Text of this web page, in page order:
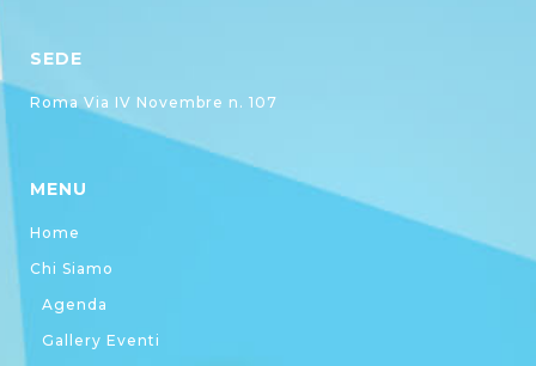
SEDE
Roma Via IV Novembre n. 107
MENU
Home
Chi Siamo
Agenda
Gallery Eventi